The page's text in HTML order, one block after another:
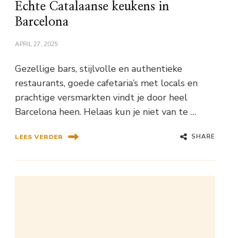
Echte Catalaanse keukens in
Barcelona
APRIL 27, 2025
Gezellige bars, stijlvolle en authentieke
restaurants, goede cafetaria’s met locals en
prachtige versmarkten vindt je door heel
Barcelona heen. Helaas kun je niet van te …
LEES VERDER SHARE